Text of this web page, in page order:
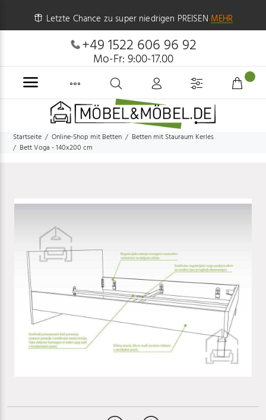
Letzte Chance zu super niedrigen PREISEN MEHR
+49 1522 606 96 92
Mo-Fr: 9:00-17.00
Startseite Online-Shop mit Betten
Betten mit Stauraum Kerles
Bett Voga - 140x200 cm